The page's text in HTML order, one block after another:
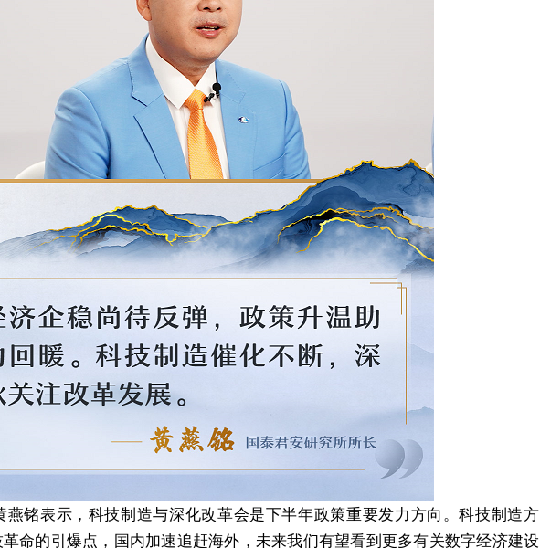
表示，科技制造与深化改革会是下半年政策重要发力方向。科技制造方
命的引爆点，国内加速追赶海外，未来我们有望看到更多有关数字经济建设